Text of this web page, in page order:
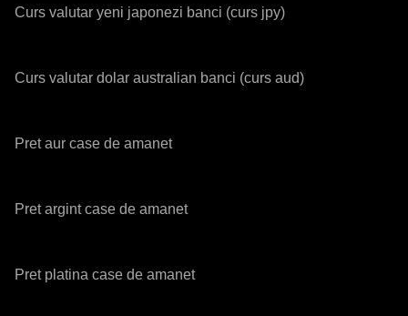
Curs valutar yeni japonezi banci (curs jpy)
Curs valutar dolar australian banci (curs aud)
Pret aur case de amanet
Pret argint case de amanet
Pret platina case de amanet